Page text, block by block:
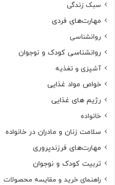
سبک زندگی
مهارت‌های فردی
روانشناسی
روانشناسی کودک و نوجوان
آشپزی و تغذیه
خواص مواد غذایی
رژیم های غذایی
خانواده
سلامت زنان و مادران در خانواده
مهارت‌های فرزندپروری
تربیت کودک و نوجوان
راهنمای خرید و مقایسه محصولات